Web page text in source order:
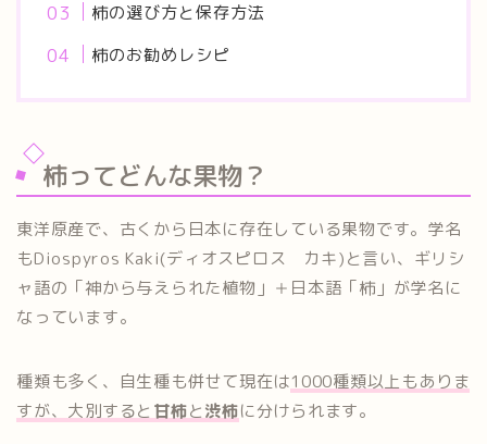
柿の選び方と保存方法
柿のお勧めレシピ
柿ってどんな果物？
東洋原産で、古くから日本に存在している果物です。学名
もDiospyros Kaki(ディオスピロス カキ)と言い、ギリシ
ャ語の「神から与えられた植物」＋日本語「柿」が学名に
なっています。
種類も多く、自生種も併せて現在は1000種類以上もありま
すが、大別すると甘柿と渋柿に分けられます。